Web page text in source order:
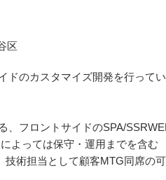
区
のカスタマイズ開発を行ってい
、フロントサイドのSPA/
よっては保守・運用までを含む
技術担当として顧客MTG同席の